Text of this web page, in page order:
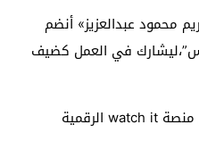
محمود عبدالعزيز» أنضم
في العمل كضيف
ومن المقرر عرض المسلسل على منصة watch it الرقمية